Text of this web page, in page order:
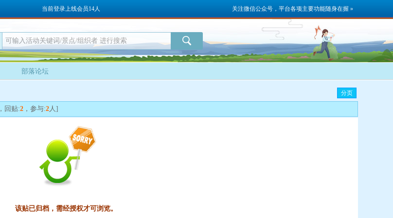
关注微信公众号，平台各项主要功能随身在握 »
当前登录上线会员14人
部落论坛
分页
，回贴:2 ，参与:2人]
该贴已归档，需经授权才可浏览。